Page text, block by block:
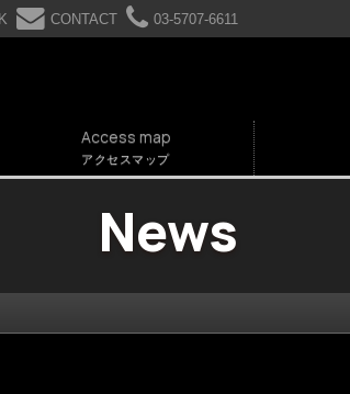
CONTACT 03-5707-6611
Access map
アクセスマップ
News